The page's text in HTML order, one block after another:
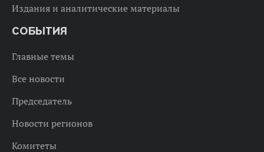
Издания и аналитические материалы
СОБЫТИЯ
Главные темы
Все новости
Председатель
Новости регионов
Комитеты